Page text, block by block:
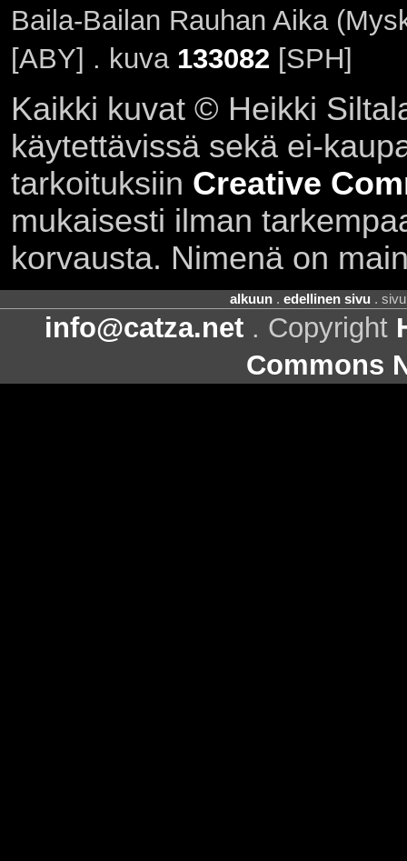
Baila-Bailan Rauhan Aika
[ABY] . kuva 133082 [SPH]
Kaikki kuvat © Heikki
käytettävissä sekä ei-
tarkoituksiin Creative
mukaisesti ilman
korvausta. Nimenä on
alkuun . edellinen sivu .
info@catza.net . Copyright
Commons